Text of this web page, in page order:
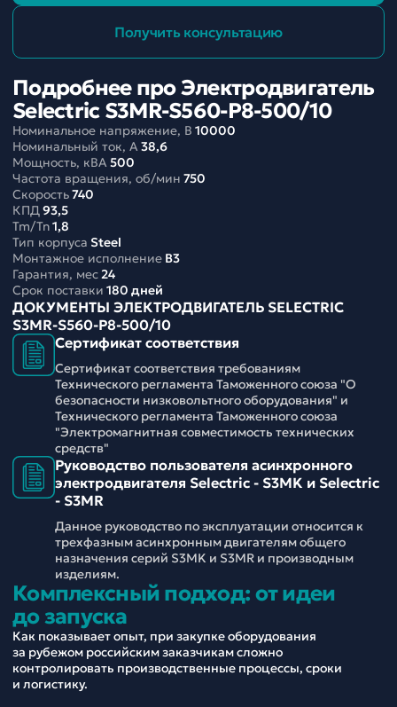
Получить консультацию
Подробнее про Электродвигатель
Selectric S3MR-S560-P8-500/10
Номинальное напряжение, В 10000
Номинальный ток, A38,6
Мощность, кВА500
Частота вращения, об/мин 750
Скорость740
КПД93,5
Tm/Tn1,8
Тип корпуса Steel
Монтажное исполнение B3
Гарантия, мес24
Срок поставки 180 дней
ДОКУМЕНТЫ ЭЛЕКТРОДВИГАТЕЛЬ SELECTRIC
S3MR-S560-P8-500/10
Сертификат соответствия
Сертификат соответствия требованиям
Технического регламента Таможенного союза "О
безопасности низковольтного оборудования" и
Технического регламента Таможенного союза
"Электромагнитная совместимость технических
средств"
Руководство пользователя асинхронного
электродвигателя Selectric - S3MK и Selectric
- S3MR
Данное руководство по эксплуатации относится к
трехфазным асинхронным двигателям общего
назначения серий S3MK и S3MR и производным
изделиям.
Комплексный подход: от идеи
до запуска
Как показывает опыт, при закупке оборудования
за рубежом российским заказчикам сложно
контролировать производственные процессы, сроки
и логистику.